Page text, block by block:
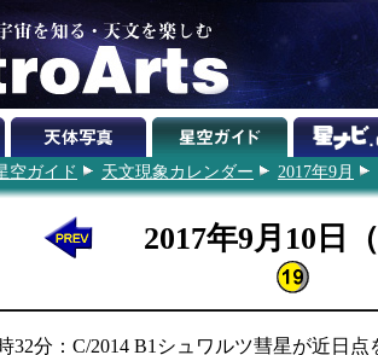
空ガイド 天文現象カレンダー 2017年9月
2017年9月10日
32分：C/2014 B1シュワルツ彗星が近日点